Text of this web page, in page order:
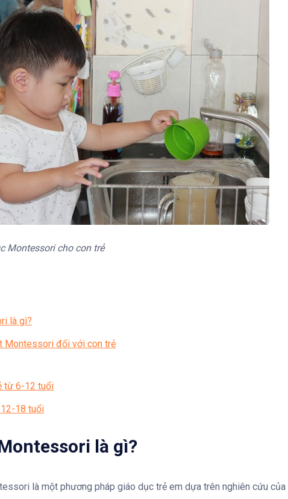
Montessori cho con trẻ
là gì?
Montessori đối với con trẻ
từ 6-12 tuổi
18 tuổi
là gì?
là một phương pháp giáo dục trẻ em dựa trên nghiên cứu của